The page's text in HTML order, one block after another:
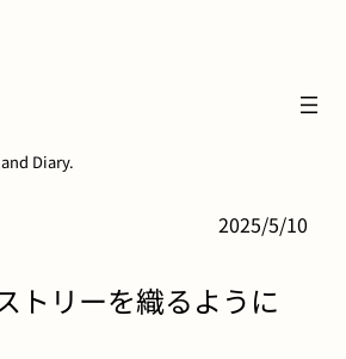
Diary.
2025/5/10
トリーを織るように